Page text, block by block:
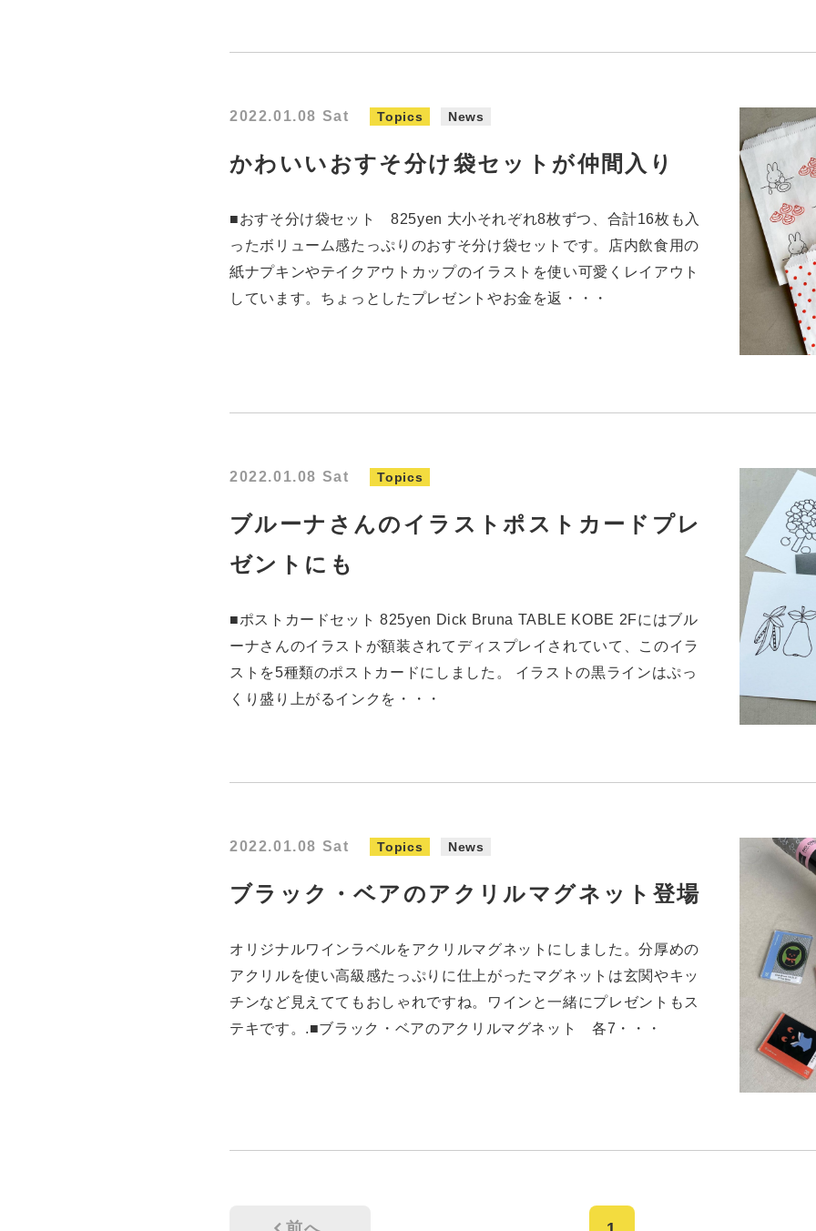
2022.01.08 Sat Topics News
かわいいおすそ分け袋セットが仲間入り
■おすそ分け袋セット 825yen 大小それぞれ8枚ずつ、合計16枚も入
ったボリューム感たっぷりのおすそ分け袋セットです。店内飲食用の
紙ナプキンやテイクアウトカップのイラストを使い可愛くレイアウト
しています。ちょっとしたプレゼントやお金を返・・・
2022.01.08 Sat Topics
ブルーナさんのイラストポストカードプレ
ゼントにも
■ポストカードセット 825yen Dick Bruna TABLE KOBE 2Fにはブル
ーナさんのイラストが額装されてディスプレイされていて、このイラ
ストを5種類のポストカードにしました。 イラストの黒ラインはぷっ
くり盛り上がるインクを・・・
2022.01.08 Sat Topics News
ブラック・ベアのアクリルマグネット登場
オリジナルワインラベルをアクリルマグネットにしました。分厚めの
アクリルを使い高級感たっぷりに仕上がったマグネットは玄関やキッ
チンなど見えててもおしゃれですね。ワインと一緒にプレゼントもス
テキです。.■ブラック・ベアのアクリルマグネット 各7・・・